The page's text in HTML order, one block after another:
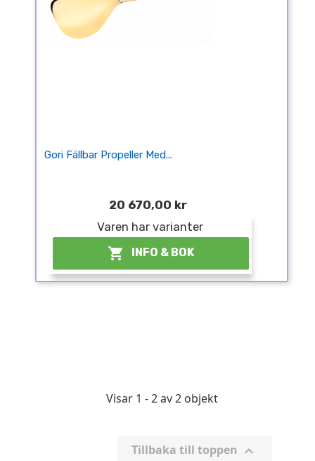
Gori Fällbar Propeller Med...
20 670,00 kr
Varen har varianter
 INFO & BOK
Visar 1 - 2 av 2 objekt
Tillbaka till toppen 